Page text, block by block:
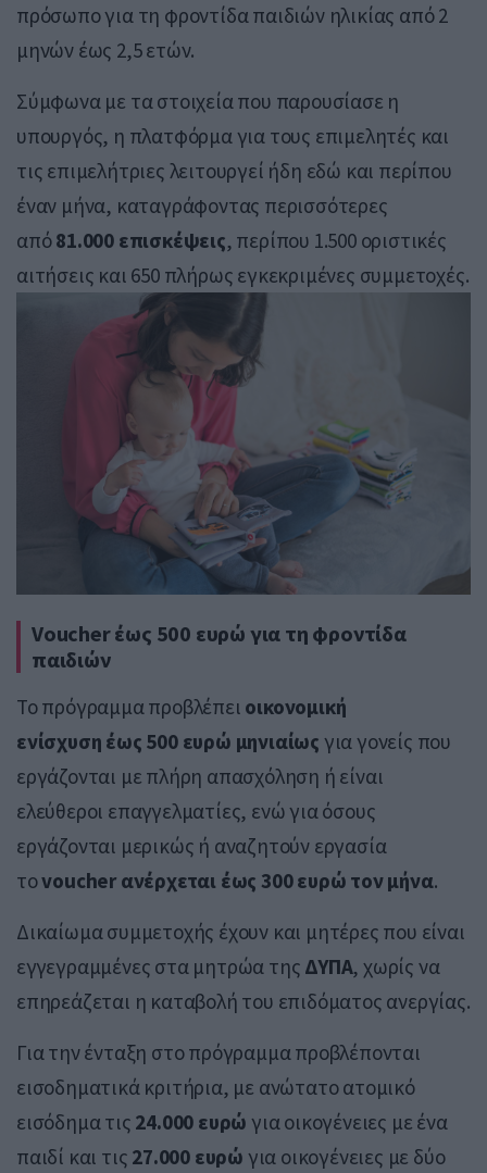
πρόσωπο για τη φροντίδα παιδιών ηλικίας από 2
μηνών έως 2,5 ετών.
Σύμφωνα με τα στοιχεία που παρουσίασε η
υπουργός, η πλατφόρμα για τους επιμελητές και
τις επιμελήτριες λειτουργεί ήδη εδώ και περίπου
έναν μήνα, καταγράφοντας περισσότερες
από81.000 επισκέψεις, περίπου 1.500 οριστικές
αιτήσεις και 650 πλήρως εγκεκριμένες συμμετοχές.
Voucher έως 500 ευρώ για τη φροντίδα
παιδιών
Το πρόγραμμα προβλέπει οικονομική
ενίσχυση έως 500 ευρώ μηνιαίως για γονείς που
εργάζονται με πλήρη απασχόληση ή είναι
ελεύθεροι επαγγελματίες, ενώ για όσους
εργάζονται μερικώς ή αναζητούν εργασία
τοvoucher ανέρχεται έως 300 ευρώ τον μήνα.
Δικαίωμα συμμετοχής έχουν και μητέρες που είναι
εγγεγραμμένες στα μητρώα της ΔΥΠΑ, χωρίς να
επηρεάζεται η καταβολή του επιδόματος ανεργίας.
Για την ένταξη στο πρόγραμμα προβλέπονται
εισοδηματικά κριτήρια, με ανώτατο ατομικό
εισόδημα τις 24.000 ευρώ για οικογένειες με ένα
παιδί και τις 27.000 ευρώ για οικογένειες με δύο